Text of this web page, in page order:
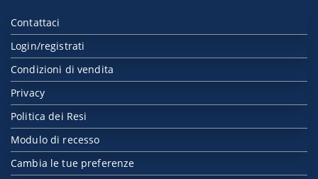
Contattaci
Login/registrati
Condizioni di vendita
Privacy
Politica dei Resi
Modulo di recesso
Cambia le tue preferenze